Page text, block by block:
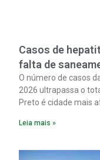
Casos de
falta de
O número de casos
2026 ultrapassa o
Preto é cidade mais
Leia mais »